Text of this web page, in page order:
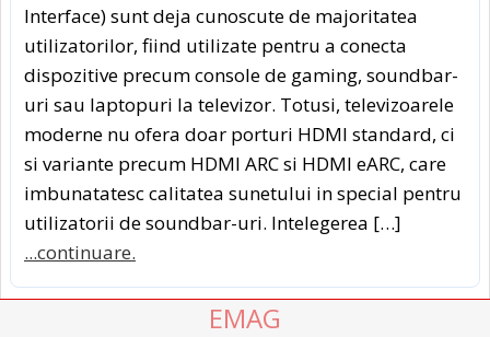
Interface) sunt deja cunoscute de majoritatea
utilizatorilor, fiind utilizate pentru a conecta
dispozitive precum console de gaming, soundbar-
uri sau laptopuri la televizor. Totusi, televizoarele
moderne nu ofera doar porturi HDMI standard, ci
si variante precum HDMI ARC si HDMI eARC, care
imbunatatesc calitatea sunetului in special pentru
utilizatorii de soundbar-uri. Intelegerea […]
...continuare.
EMAG